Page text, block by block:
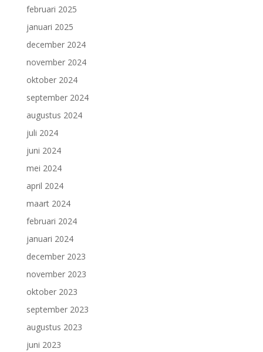
februari 2025
januari 2025
december 2024
november 2024
oktober 2024
september 2024
augustus 2024
juli 2024
juni 2024
mei 2024
april 2024
maart 2024
februari 2024
januari 2024
december 2023
november 2023
oktober 2023
september 2023
augustus 2023
juni 2023